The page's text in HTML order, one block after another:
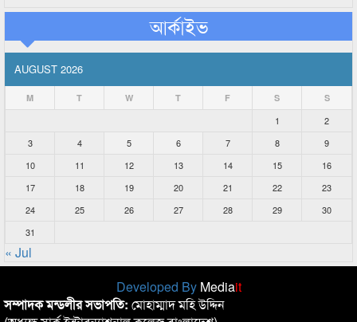
আর্কাইভ
AUGUST 2026
M T W T F S S
1
2
3
4 5 6 7 8
9
10
11 12 13 14 15
16
17
18 19 20 21 22
23
24
25 26 27 28 29
30
31
« Jul
Developed By Mediait
সম্পাদক মন্ডলীর সভাপতি: মোহাম্মাদ মহি উদ্দিন